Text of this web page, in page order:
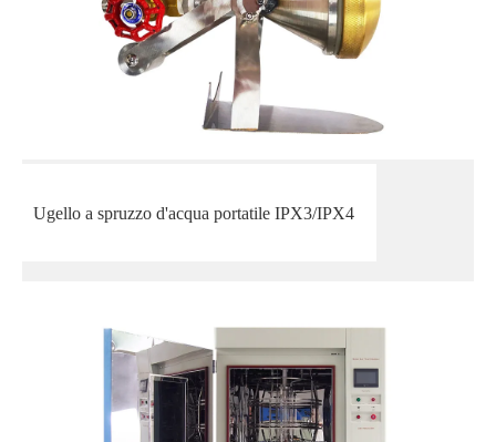
Ugello a spruzzo d'acqua portatile IPX3/IPX4